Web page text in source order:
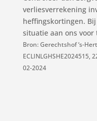
verliesverrekening
heffingskortingen.
situatie aan ons voor
Bron: Gerechtshof ‘s-
02-2024